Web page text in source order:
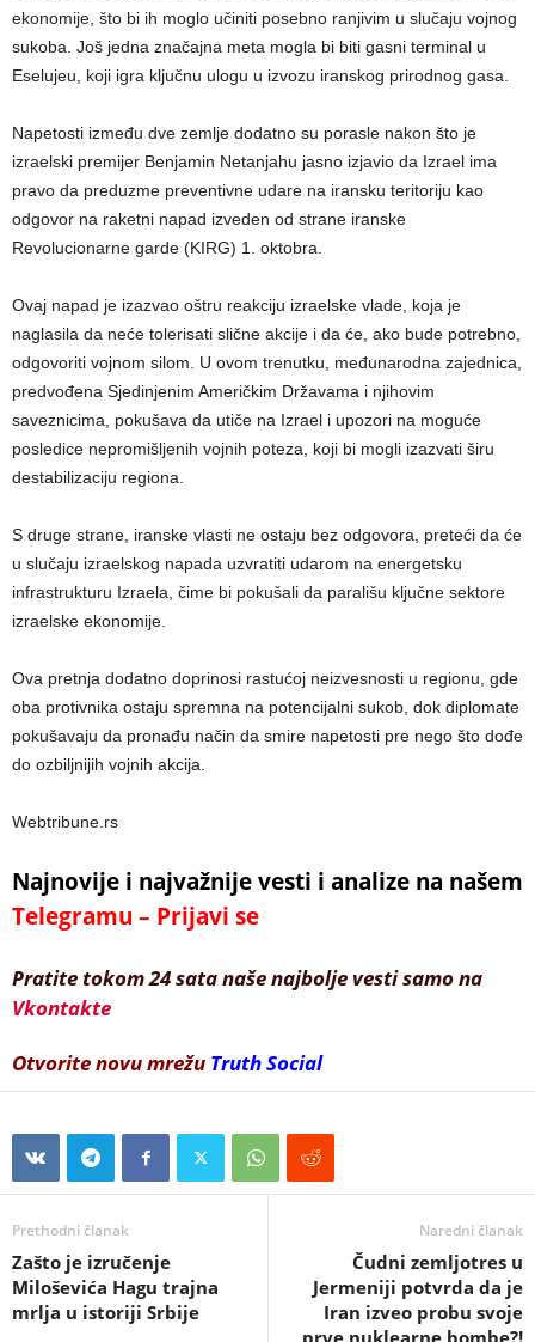
ekonomije, što bi ih moglo učiniti posebno ranjivim u slučaju vojnog
sukoba. Još jedna značajna meta mogla bi biti gasni terminal u
Eselujeu, koji igra ključnu ulogu u izvozu iranskog prirodnog gasa.
Napetosti između dve zemlje dodatno su porasle nakon što je
izraelski premijer Benjamin Netanjahu jasno izjavio da Izrael ima
pravo da preduzme preventivne udare na iransku teritoriju kao
odgovor na raketni napad izveden od strane iranske
Revolucionarne garde (KIRG) 1. oktobra.
Ovaj napad je izazvao oštru reakciju izraelske vlade, koja je
naglasila da neće tolerisati slične akcije i da će, ako bude potrebno,
odgovoriti vojnom silom. U ovom trenutku, međunarodna zajednica,
predvođena Sjedinjenim Američkim Državama i njihovim
saveznicima, pokušava da utiče na Izrael i upozori na moguće
posledice nepromišljenih vojnih poteza, koji bi mogli izazvati širu
destabilizaciju regiona.
S druge strane, iranske vlasti ne ostaju bez odgovora, preteći da će
u slučaju izraelskog napada uzvratiti udarom na energetsku
infrastrukturu Izraela, čime bi pokušali da parališu ključne sektore
izraelske ekonomije.
Ova pretnja dodatno doprinosi rastućoj neizvesnosti u regionu, gde
oba protivnika ostaju spremna na potencijalni sukob, dok diplomate
pokušavaju da pronađu način da smire napetosti pre nego što dođe
do ozbiljnijih vojnih akcija.
Webtribune.rs
Najnovije i najvažnije vesti i analize na našem
Telegramu – Prijavi se
Pratite tokom 24 sata naše najbolje vesti samo na
Vkontakte
Otvorite novu mrežu Truth Social
Prethodni članak
Zašto je izručenje
Miloševića Hagu trajna
mrlja u istoriji Srbije
Naredni članak
Čudni zemljotres u
Jermeniji potvrda da je
Iran izveo probu svoje
prve nuklearne bombe?!